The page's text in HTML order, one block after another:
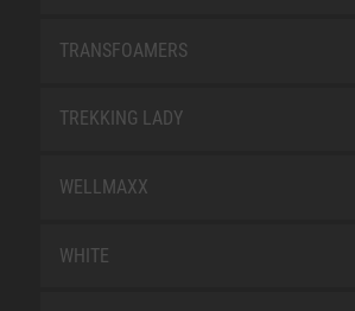
TRANSFOAMERS
TREKKING LADY
WELLMAXX
WHITE